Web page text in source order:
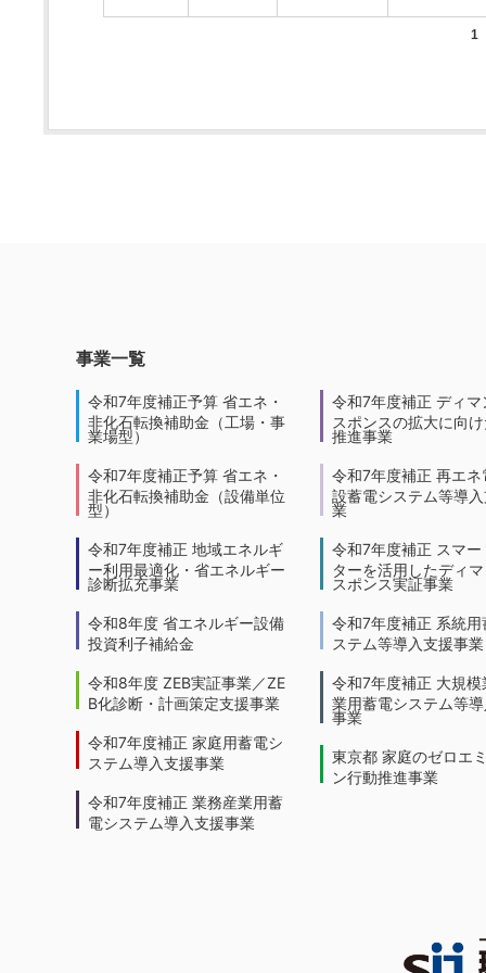
1
事業一覧
令和7年度補正予算 省エネ・
非化石転換補助金（工場・事
業場型）
令和7年度補正予算 省エネ・
非化石転換補助金（設備単位
型）
令和7年度補正 地域エネルギ
ー利用最適化・省エネルギー
診断拡充事業
令和8年度 省エネルギー設備
投資利子補給金
令和8年度 ZEB実証事業／ZE
B化診断・計画策定支援事業
令和7年度補正 家庭用蓄電シ
ステム導入支援事業
令和7年度補正 業務産業用蓄
電システム導入支援事業
令和7年度補正 ディマ
スポンスの拡大に向
推進事業
令和7年度補正 再エネ
設蓄電システム等導
業
令和7年度補正 スマー
ターを活用したディ
スポンス実証事業
令和7年度補正 系統用
ステム等導入支援事業
令和7年度補正 大規模
業用蓄電システム等
事業
東京都 家庭のゼロエ
ン行動推進事業